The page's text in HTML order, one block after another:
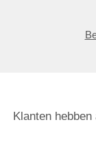
Klanten